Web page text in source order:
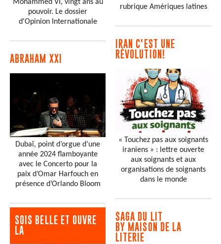
Mohammed VI, vingt ans au
pouvoir. Le dossier
d'Opinion Internationale
ABRAHAM XXI
Dubaï, point d’orgue d’une
année 2024 flamboyante
avec le Concerto pour la
paix d’Omar Harfouch en
présence d’Orlando Bloom
SOIS BELLE ET OUVRE
LA
rubrique Amériques latines
IRAN C'EST UNE
RÉVOLUTION!
« Touchez pas aux soignants
iraniens » : lettre ouverte
aux soignants et aux
organisations de soignants
dans le monde
SAGA DU LIT
BY MAISON DE LA
LITERIE